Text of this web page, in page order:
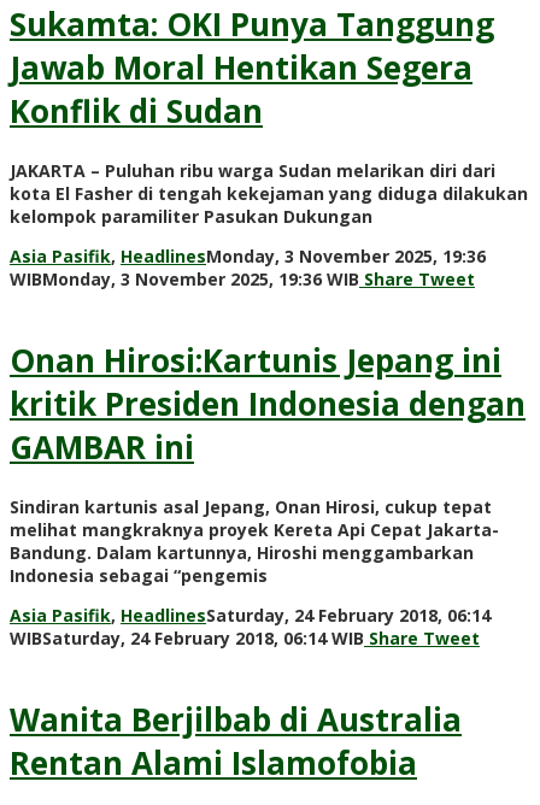
15:01
WIBMonday,
13
April
2026,
15:01
by
Adi
Prawiranegara
Share
Tweet
Sukamta: OKI Punya Tanggung
Jawab Moral Hentikan Segera
Konflik di Sudan
JAKARTA – Puluhan ribu warga Sudan melarikan diri dari
kota El Fasher di tengah kekejaman yang diduga dilakukan
kelompok paramiliter Pasukan Dukungan
Asia Pasifik, HeadlinesMonday, 3 November 2025, 19:36
WIBMonday, 3 November 2025, 19:36 WIB by
Share Tweet
Onan Hirosi:Kartunis Jepang ini
kritik Presiden Indonesia dengan
GAMBAR ini
Sindiran kartunis asal Jepang, Onan Hirosi, cukup tepat
melihat mangkraknya proyek Kereta Api Cepat Jakarta-
Bandung. Dalam kartunnya, Hiroshi menggambarkan
Indonesia sebagai “pengemis
Asia Pasifik, HeadlinesSaturday, 24 February 2018, 06:14
WIBSaturday, 24 February 2018, 06:14 WIB by
Share Tweet
Wanita Berjilbab di Australia
Rentan Alami Islamofobia